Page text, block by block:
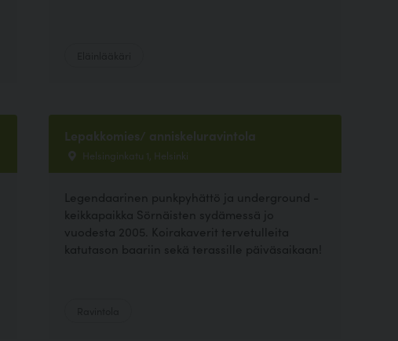
Lepakkomies/ anniskeluravintola
Helsinginkatu 1, Helsinki
Legendaarinen punkpyhättö ja underground -
keikkapaikka Sörnäisten sydämessä jo
vuodesta 2005. Koirakaverit tervetulleita
katutason baariin sekä terassille päiväsaikaan!